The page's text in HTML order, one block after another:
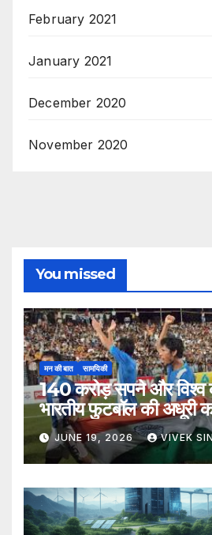
February 2021
January 2021
December 2020
November 2020
You missed
मन की बात सामयिकी
140 करोड़ सपने और विश्व
भारतीय फुटबॉल की अधूरी
JUNE 19, 2026 VIVEK